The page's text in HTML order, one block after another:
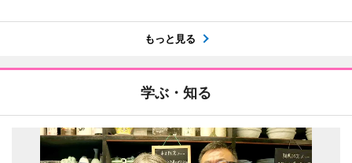
もっと見る
学ぶ・知る